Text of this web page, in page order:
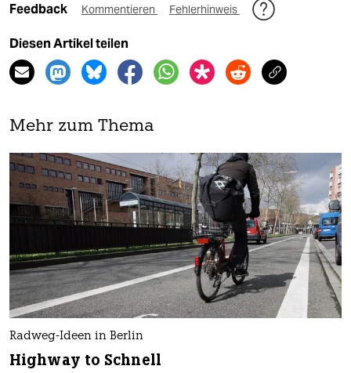
Feedback Kommentieren Fehlerhinweis
Diesen Artikel teilen
Mehr zum Thema
Radweg-Ideen in Berlin
Highway to Schnell